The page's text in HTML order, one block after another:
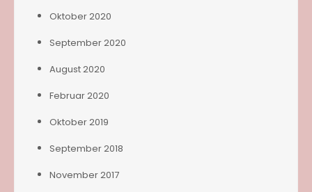
Oktober 2020
September 2020
August 2020
Februar 2020
Oktober 2019
September 2018
November 2017